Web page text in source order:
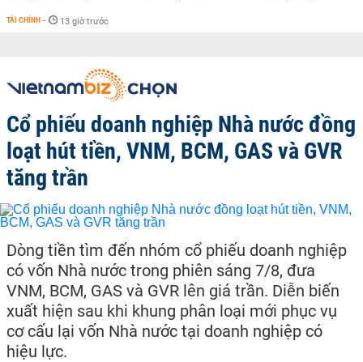
TÀI CHÍNH - 13 giờ trước
Cổ phiếu doanh nghiệp Nhà nước đồng
loạt hút tiền, VNM, BCM, GAS và GVR
tăng trần
Dòng tiền tìm đến nhóm cổ phiếu doanh nghiệp
có vốn Nhà nước trong phiên sáng 7/8, đưa
VNM, BCM, GAS và GVR lên giá trần. Diễn biến
xuất hiện sau khi khung phân loại mới phục vụ
cơ cấu lại vốn Nhà nước tại doanh nghiệp có
hiệu lực.